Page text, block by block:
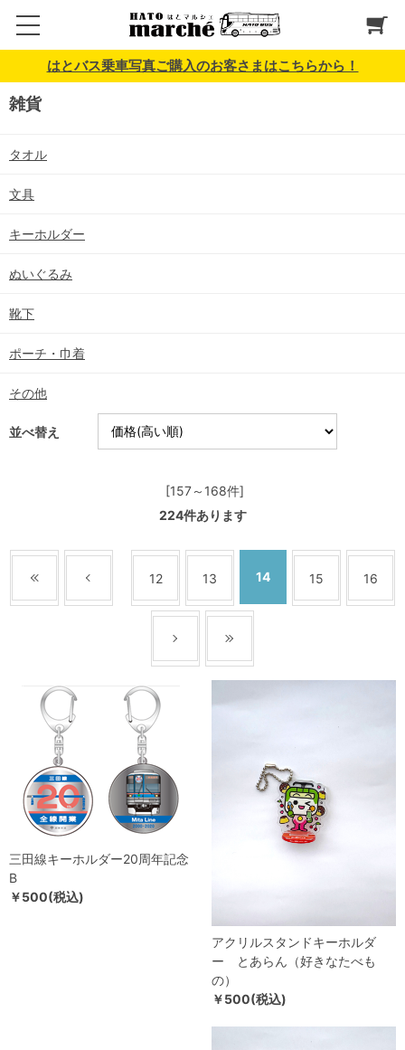
はとバス乗車写真ご購入のお客さまはこちらから！
雑貨
タオル
文具
キーホルダー
ぬいぐるみ
靴下
ポーチ・巾着
その他
並べ替え
[157～168件]
224件あります
12 13 14 15 16
三田線キーホルダー20周年記念
B
￥500(税込)
アクリルスタンドキーホルダ
ー とあらん（好きなたべも
の）
￥500(税込)